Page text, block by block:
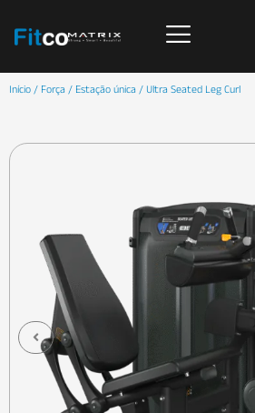
Início / Força / Estação única / Ultra Seated Leg Curl